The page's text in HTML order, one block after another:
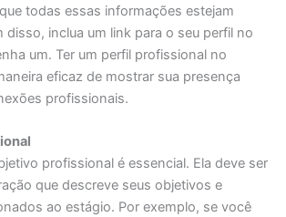
todas essas informações estejam
disso, inclua um link para o seu perfil no
um. Ter um perfil profissional no
eficaz de mostrar sua presença
profissionais.
profissional é essencial. Ela deve ser
que descreve seus objetivos e
ao estágio. Por exemplo, se você